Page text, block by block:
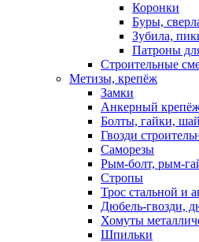
Коронки
Буры,
Зубила,
Патроны
Строительные
Метизы, крепёж
Замки
Анкерный
Болты, гайки,
Гвозди
Саморезы
Рым-болт, рым-
Стропы
Трос стальной и
Дюбель-гвозди,
Хомуты
Шпильки